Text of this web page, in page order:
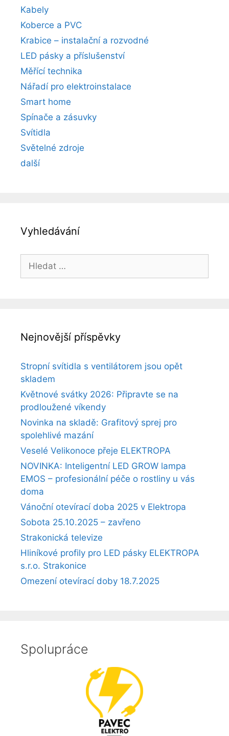
Kabely
Koberce a PVC
Krabice – instalační a rozvodné
LED pásky a příslušenství
Měřící technika
Nářadí pro elektroinstalace
Smart home
Spínače a zásuvky
Svítidla
Světelné zdroje
další
Vyhledávání
Nejnovější příspěvky
Stropní svítidla s ventilátorem jsou opět
skladem
Květnové svátky 2026: Připravte se na
prodloužené víkendy
Novinka na skladě: Grafitový sprej pro
spolehlivé mazání
Veselé Velikonoce přeje ELEKTROPA
NOVINKA: Inteligentní LED GROW lampa
EMOS – profesionální péče o rostliny u vás
doma
Vánoční otevírací doba 2025 v Elektropa
Sobota 25.10.2025 – zavřeno
Strakonická televize
Hliníkové profily pro LED pásky ELEKTROPA
s.r.o. Strakonice
Omezení otevírací doby 18.7.2025
Spolupráce